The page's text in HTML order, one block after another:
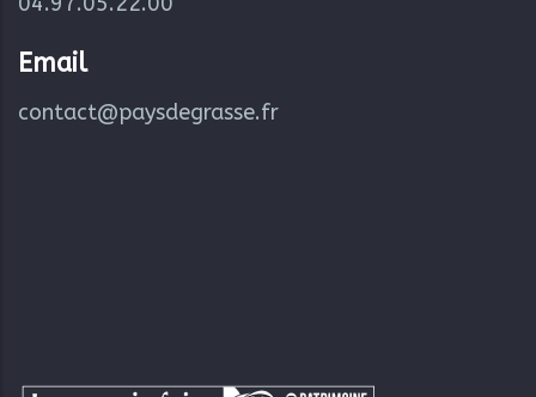
Email
contact@paysdegrasse.fr